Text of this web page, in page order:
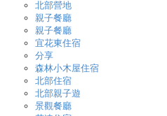
北部營地
親子餐廳
親子餐廳
宜花東住宿
分享
森林小木屋住宿
北部住宿
北部親子遊
景觀餐廳